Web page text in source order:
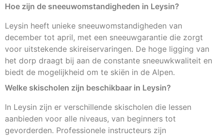
Hoe zijn de sneeuwomstandigheden in Leysin?
Leysin heeft unieke sneeuwomstandigheden van
december tot april, met een sneeuwgarantie die zorgt
voor uitstekende skireiservaringen. De hoge ligging van
het dorp draagt bij aan de constante sneeuwkwaliteit en
biedt de mogelijkheid om te skiën in de Alpen.
Welke skischolen zijn beschikbaar in Leysin?
In Leysin zijn er verschillende skischolen die lessen
aanbieden voor alle niveaus, van beginners tot
gevorderden. Professionele instructeurs zijn